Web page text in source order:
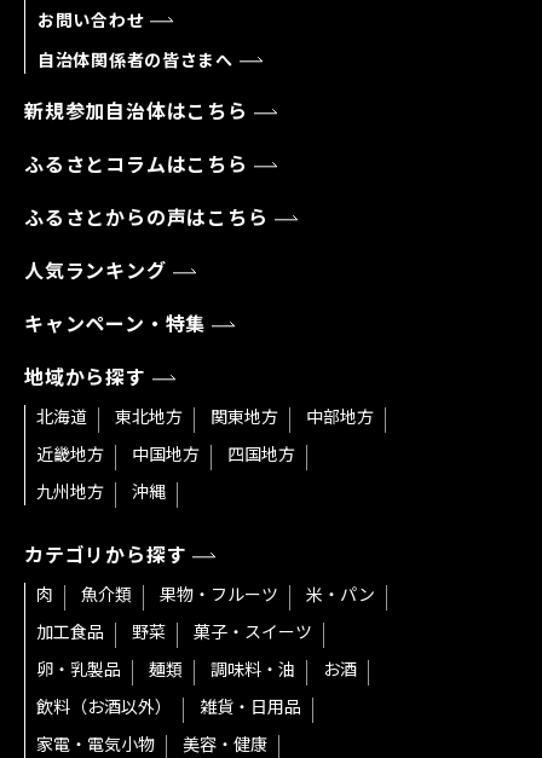
お問い合わせ
自治体関係者の皆さまへ
新規参加自治体はこちら
ふるさとコラムはこちら
ふるさとからの声はこちら
人気ランキング
キャンペーン・特集
地域から探す
北海道 東北地方 関東地方
中部地方
近畿地方
中国地方
四国地方
九州地方
沖縄
カテゴリから探す
肉 魚介類 果物・フルーツ
米・パン
加工食品
野菜
菓子・スイーツ
卵・乳製品
麺類 調味料・油
お酒
飲料（お酒以外）
雑貨・日用品
家電・電気小物
美容・健康